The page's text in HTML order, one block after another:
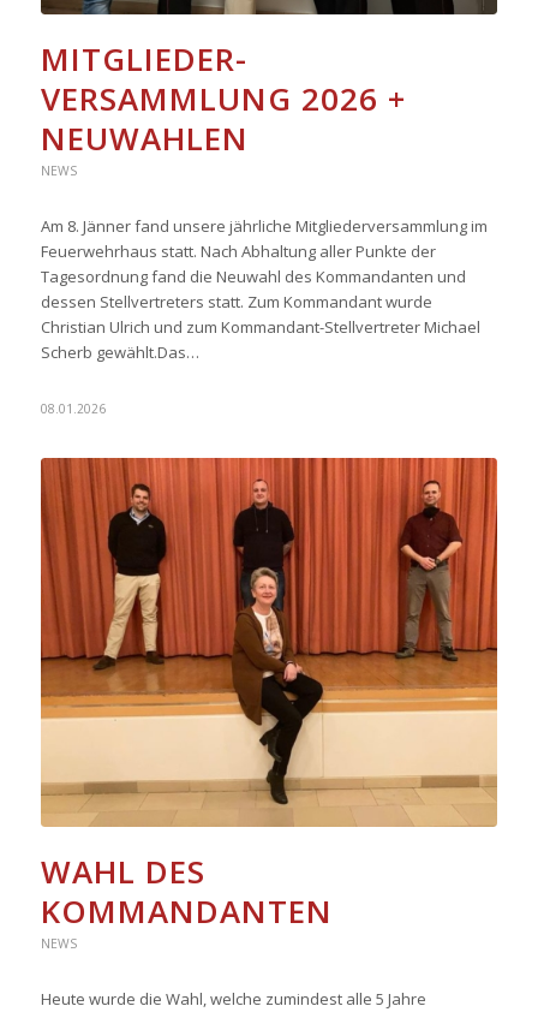
MITGLIEDER-
VERSAMMLUNG 2026 +
NEUWAHLEN
NEWS
Am 8. Jänner fand unsere jährliche Mitgliederversammlung im
Feuerwehrhaus statt. Nach Abhaltung aller Punkte der
Tagesordnung fand die Neuwahl des Kommandanten und
dessen Stellvertreters statt. Zum Kommandant wurde
Christian Ulrich und zum Kommandant-Stellvertreter Michael
Scherb gewählt.Das…
08.01.2026
WAHL DES
KOMMANDANTEN
NEWS
Heute wurde die Wahl, welche zumindest alle 5 Jahre